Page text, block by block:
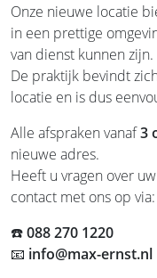
Onze nieuwe locatie
in een prettige
van dienst kunnen zijn.
De praktijk bevindt
locatie en is dus
Alle afspraken vanaf3
nieuwe adres.
Heeft u vragen over
contact met ons op via:
☎️088 270 1220
📧 info@max-ernst.nl